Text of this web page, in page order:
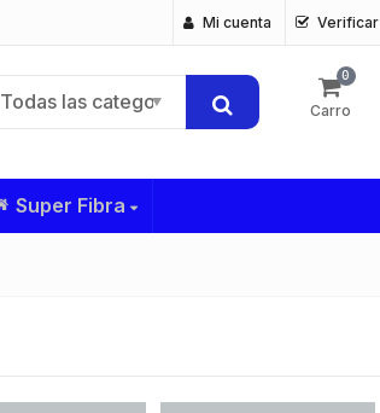
Mi cuenta Verificar
Todas las categorías
0
Carro
Super Fibra